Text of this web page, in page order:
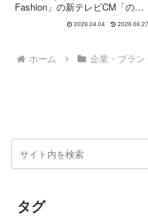
Fashion」の新テレビCM「のぞ
いてみ？Rakuten Fashion篇」
は、2026年4月8日より全国で放
田凌さんと女優の南琴奈さん。
「のぞい...
2026.04.04 2026.06.27
ホーム 企業・ブラン
タグ